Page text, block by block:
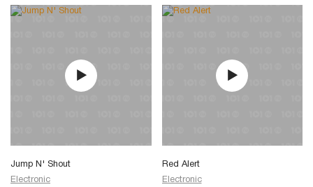
Jump N' Shout
Electronic
Red Alert
Electronic